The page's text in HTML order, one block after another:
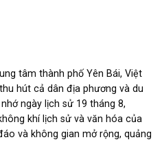
tâm thành phố Yên Bái, Việt
hút cả dân địa phương và du
ngày lịch sử 19 tháng 8,
khí lịch sử và văn hóa của
và không gian mở rộng, quảng